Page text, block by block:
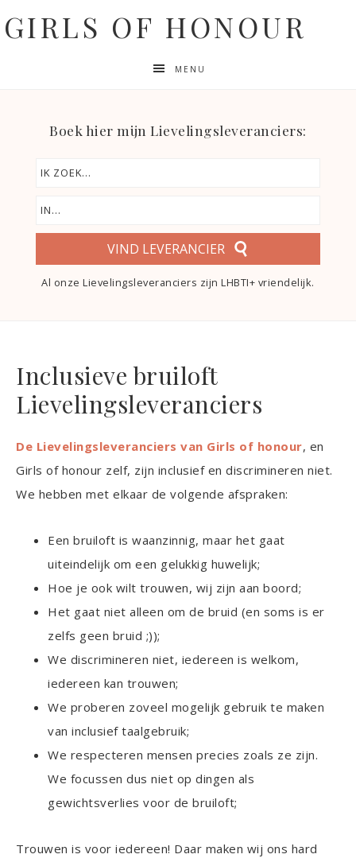
GIRLS OF HONOUR
MENU
Boek hier mijn Lievelingsleveranciers:
VIND LEVERANCIER
Al onze Lievelingsleveranciers zijn LHBTI+ vriendelijk.
Inclusieve bruiloft
Lievelingsleveranciers
De Lievelingsleveranciers van Girls of honour, en
Girls of honour zelf, zijn inclusief en discrimineren niet.
We hebben met elkaar de volgende afspraken:
Een bruiloft is waanzinnig, maar het gaat
uiteindelijk om een gelukkig huwelijk;
Hoe je ook wilt trouwen, wij zijn aan boord;
Het gaat niet alleen om de bruid (en soms is er
zelfs geen bruid ;));
We discrimineren niet, iedereen is welkom,
iedereen kan trouwen;
We proberen zoveel mogelijk gebruik te maken
van inclusief taalgebruik;
We respecteren mensen precies zoals ze zijn.
We focussen dus niet op dingen als
gewichtsverlies voor de bruiloft;
Trouwen is voor iedereen! Daar maken wij ons hard